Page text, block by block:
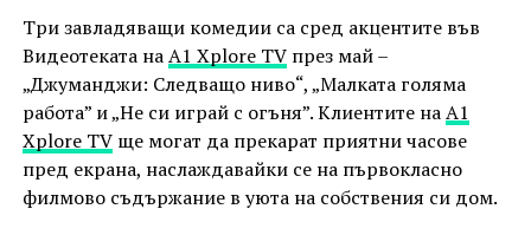
Три завладяващи комедии са сред акцентите във
Видеотеката наА1 Xplore TVпрез май –
„Джуманджи: Следващо ниво“, „Малката голяма
работа” и „Не си играй с огъня”. Клиентите наА1
Xplore TVще могат да прекарат приятни часове
пред екрана, наслаждавайки се на първокласно
филмово съдържание в уюта на собствения си дом.